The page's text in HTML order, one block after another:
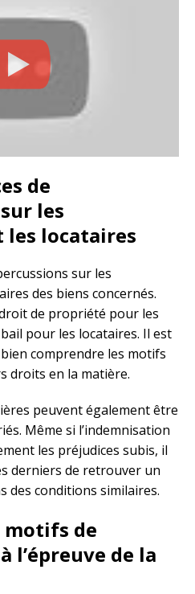
de
les
locataires
sur les
des biens concernés.
de propriété pour les
pour les locataires. Il est
comprendre les motifs
droits en la matière.
peuvent également être
Même si l’indemnisation
les préjudices subis, il
derniers de retrouver un
des conditions similaires.
motifs de
l’épreuve de la